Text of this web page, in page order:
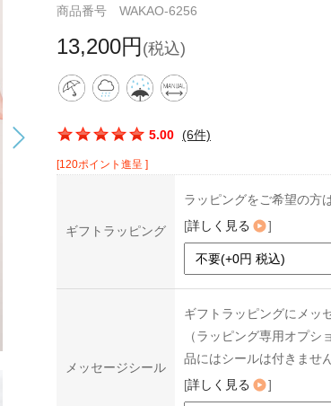
商品番号 WAKAO-6256
13,200円 (税込)
均評価： 5.00 (6件)
[120ポイント進呈 ]
ギフトラッピング
ラッピングをご希望の方
[詳しく見る ]
メッセージシール
ギフトラッピングにメッ
（ラッピング専用オプ
品にはシールは付きません
[詳しく見る ]